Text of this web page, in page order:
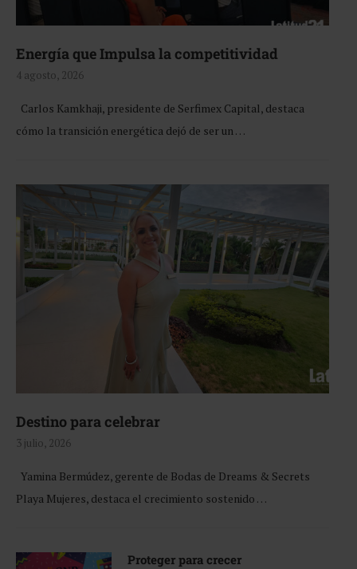
Energía que Impulsa la competitividad
4 agosto, 2026
Carlos Kamkhaji, presidente de Serfimex Capital, destaca
cómo la transición energética dejó de ser un …
Destino para celebrar
3 julio, 2026
Yamina Bermúdez, gerente de Bodas de Dreams & Secrets
Playa Mujeres, destaca el crecimiento sostenido …
Proteger para crecer